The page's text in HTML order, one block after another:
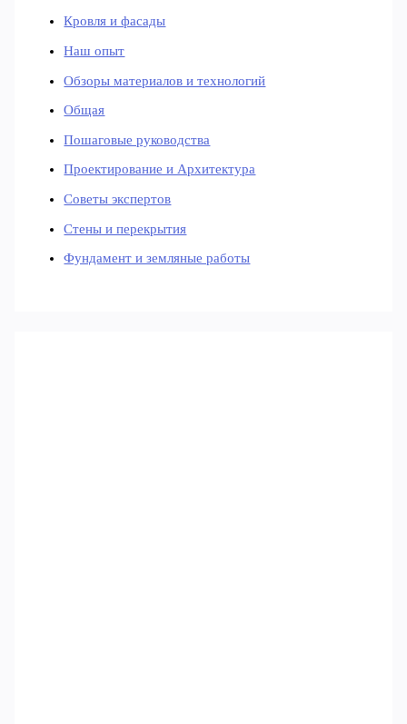
Кровля и фасады
Наш опыт
Обзоры материалов и технологий
Общая
Пошаговые руководства
Проектирование и Архитектура
Советы экспертов
Стены и перекрытия
Фундамент и земляные работы